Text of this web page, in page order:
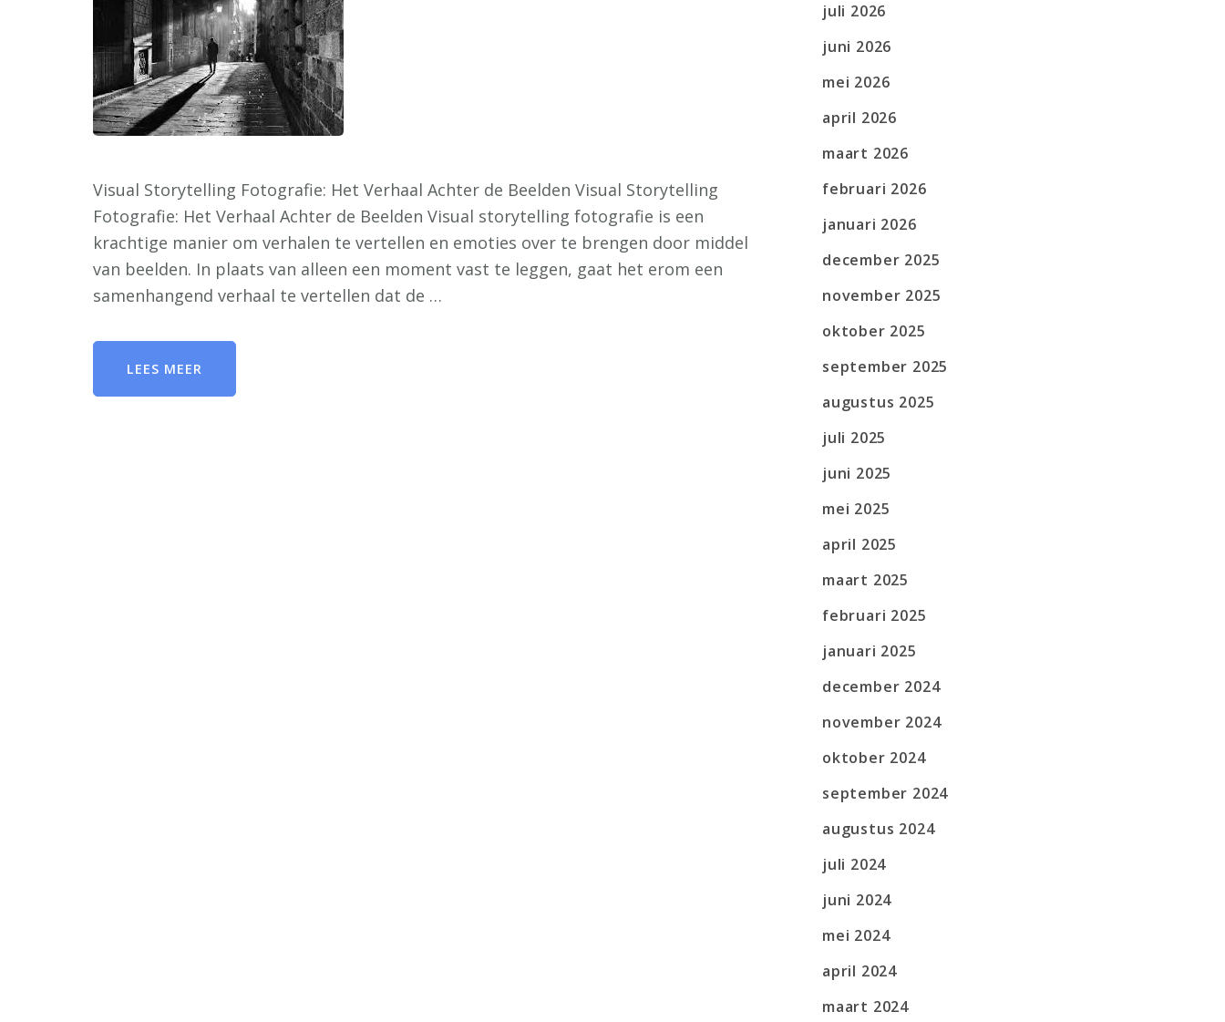
Visual Storytelling Fotografie: Het Verhaal Achter de Beelden Visual Storytelling
Fotografie: Het Verhaal Achter de Beelden Visual storytelling fotografie is een
krachtige manier om verhalen te vertellen en emoties over te brengen door middel
van beelden. In plaats van alleen een moment vast te leggen, gaat het erom een
samenhangend verhaal te vertellen dat de …
LEES MEER
juli 2026
juni 2026
mei 2026
april 2026
maart 2026
februari 2026
januari 2026
december 2025
november 2025
oktober 2025
september 2025
augustus 2025
juli 2025
juni 2025
mei 2025
april 2025
maart 2025
februari 2025
januari 2025
december 2024
november 2024
oktober 2024
september 2024
augustus 2024
juli 2024
juni 2024
mei 2024
april 2024
maart 2024